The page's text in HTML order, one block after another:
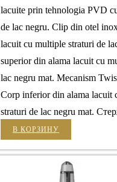
lacuite prin tehnologia PVD
de lac negru. Clip din otel
lacuit cu multiple straturi de
superior din alama lacuit cu
lac negru mat. Mecanism
Corp inferior din alama lacuit
straturi de lac negru mat.
В КОРЗИНУ